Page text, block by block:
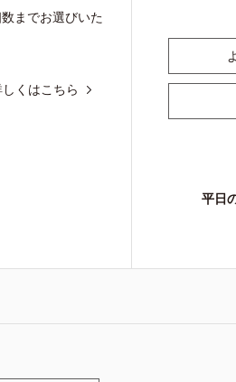
までお選びいた
くはこちら
平日